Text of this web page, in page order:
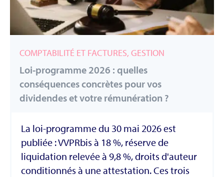
COMPTABILITÉ ET FACTURES, GESTION
Loi-programme 2026 : quelles
conséquences concrètes pour vos
dividendes et votre rémunération ?
La loi-programme du 30 mai 2026 est
publiée : VVPRbis à 18 %, réserve de
liquidation relevée à 9,8 %, droits d'auteur
conditionnés à une attestation. Ces trois